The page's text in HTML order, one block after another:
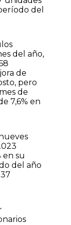
del
del año,
de
pero
de
7,6% en
en su
del año